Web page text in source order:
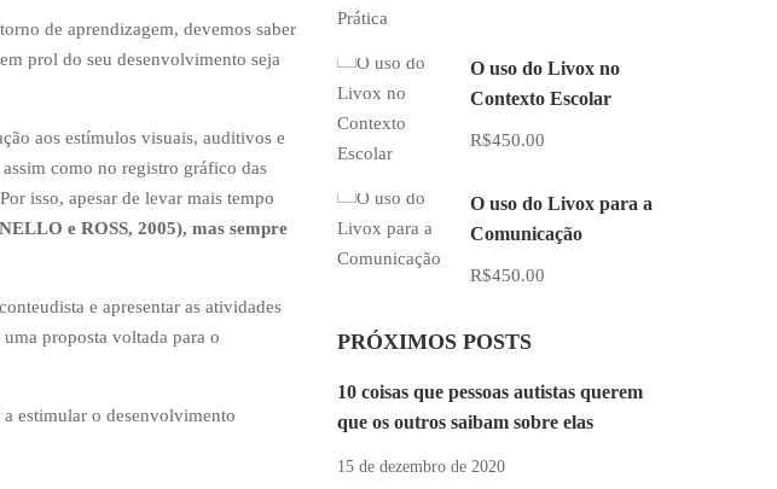
de aprendizagem, devemos saber
prol do seu desenvolvimento seja
aos estímulos visuais, auditivos e
como no registro gráfico das
isso, apesar de levar mais tempo
e ROSS, 2005), mas sempre
e apresentar as atividades
proposta voltada para o
estimular o desenvolvimento
O uso do Livox no
Contexto Escolar
R$450.00
O uso do Livox para a
Comunicação
R$450.00
PRÓXIMOS POSTS
10 coisas que pessoas autistas querem
que os outros saibam sobre elas
15 de dezembro de 2020